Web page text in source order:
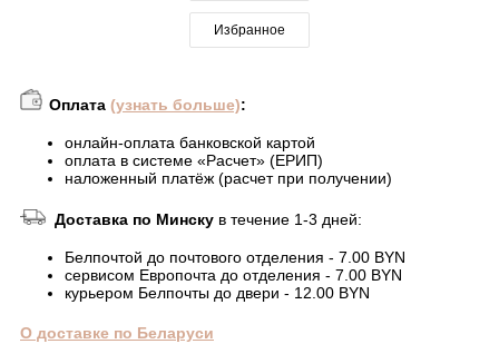
Избранное
Оплата (узнать больше):
онлайн-оплата банковской картой
оплата в системе «Расчет» (ЕРИП)
наложенный платёж (расчет при получении)
Доставка по Минску в течение 1-3 дней:
Белпочтой до почтового отделения - 7.00 BYN
сервисом Европочта до отделения - 7.00 BYN
курьером Белпочты до двери - 12.00 BYN
О доставке по Беларуси